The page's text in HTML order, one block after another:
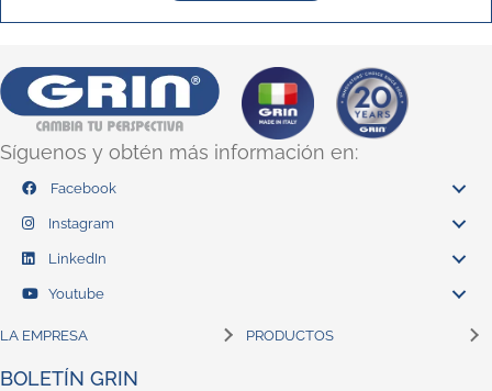
Síguenos y obtén más información en:
Facebook
Instagram
LinkedIn
Youtube
LA EMPRESA PRODUCTOS
BOLETÍN GRIN